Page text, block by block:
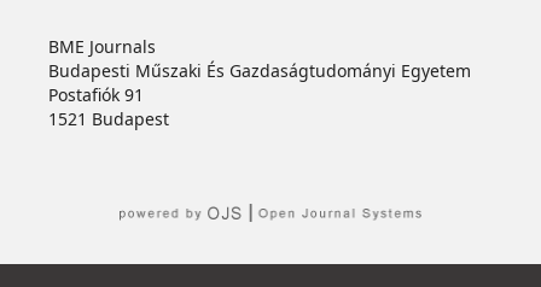
BME Journals
Budapesti Műszaki És Gazdaságtudományi Egyetem
Postafiók 91
1521 Budapest